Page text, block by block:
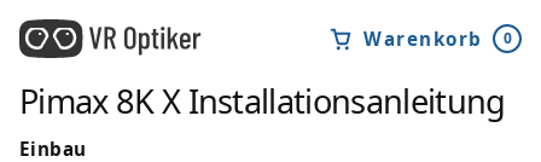
Warenkorb 0
Pimax 8K X Installationsanleitung
Einbau